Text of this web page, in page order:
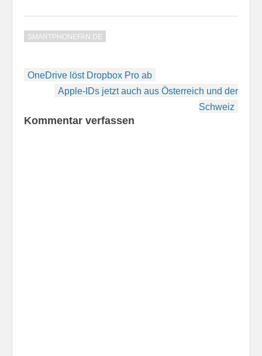
SMARTPHONEFAN.DE
Beitragsnavigation
OneDrive löst Dropbox Pro ab
Apple-IDs jetzt auch aus Österreich und der
Schweiz
Kommentar verfassen